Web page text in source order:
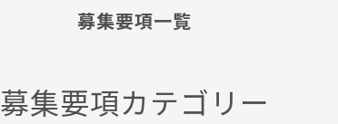
募集要項一覧
募集要項カテゴリー